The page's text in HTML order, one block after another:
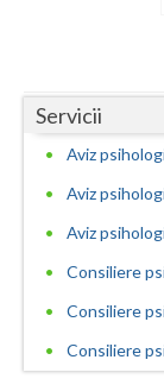
Covasna
Dambovita
Dolj
Galati
Gorj
Servicii
Aviz
Aviz
Aviz
Consiliere
Consiliere
Consiliere